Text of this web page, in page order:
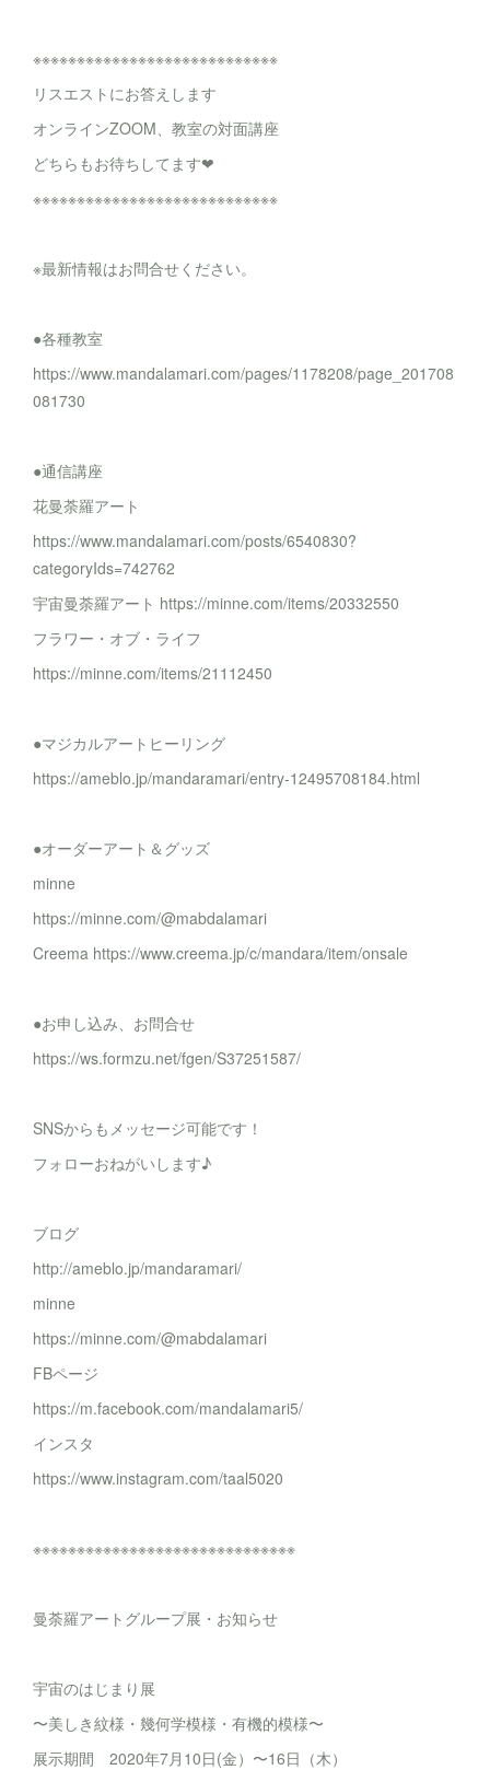
※※※※※※※※※※※※※※※※※※※※※※※※※※※※
リスエストにお答えします
オンラインZOOM、教室の対面講座
どちらもお待ちしてます❤
※※※※※※※※※※※※※※※※※※※※※※※※※※※※
※最新情報はお問合せください。
●各種教室
https://www.mandalamari.com/pages/1178208/page_201708
081730
●通信講座
花曼荼羅アート
https://www.mandalamari.com/posts/6540830?
categoryIds=742762
宇宙曼荼羅アート https://minne.com/items/20332550
フラワー・オブ・ライフ
https://minne.com/items/21112450
●マジカルアートヒーリング
https://ameblo.jp/mandaramari/entry-12495708184.html
●オーダーアート＆グッズ
minne
https://minne.com/@mabdalamari
Creema https://www.creema.jp/c/mandara/item/onsale
●お申し込み、お問合せ
https://ws.formzu.net/fgen/S37251587/
SNSからもメッセージ可能です！
フォローおねがいします♪
ブログ
http://ameblo.jp/mandaramari/
minne
https://minne.com/@mabdalamari
FBページ
https://m.facebook.com/mandalamari5/
インスタ
https://www.instagram.com/taal5020
※※※※※※※※※※※※※※※※※※※※※※※※※※※※※※
曼荼羅アートグループ展・お知らせ
宇宙のはじまり展
〜美しき紋様・幾何学模様・有機的模様〜
展示期間 2020年7月10日(金）〜16日（木）